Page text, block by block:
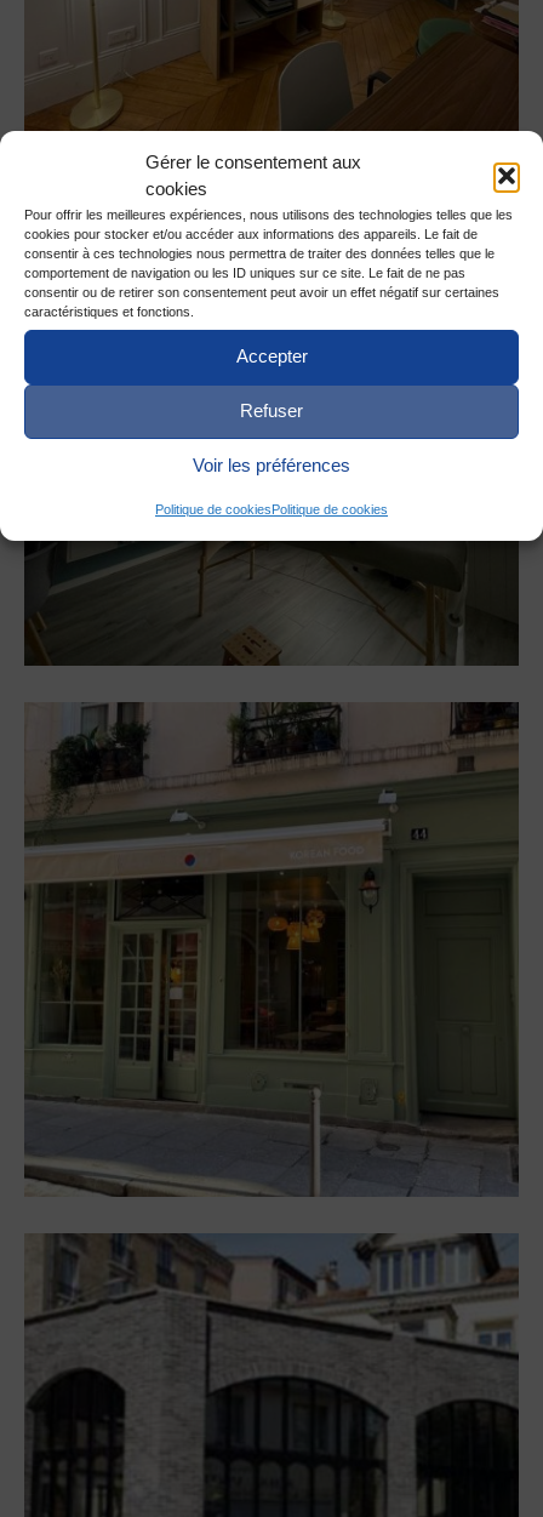
Gérer le consentement aux
cookies
Pour offrir les meilleures expériences, nous utilisons des technologies telles que les
cookies pour stocker et/ou accéder aux informations des appareils. Le fait de
consentir à ces technologies nous permettra de traiter des données telles que le
comportement de navigation ou les ID uniques sur ce site. Le fait de ne pas
consentir ou de retirer son consentement peut avoir un effet négatif sur certaines
caractéristiques et fonctions.
Accepter
Refuser
Voir les préférences
Politique de cookiesPolitique de cookies